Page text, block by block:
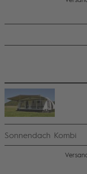
Sonnendach Kombi